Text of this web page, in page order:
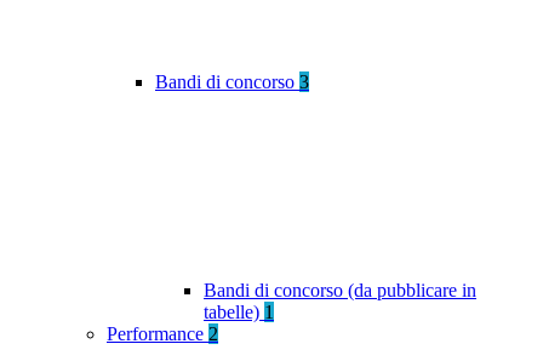
Bandi di concorso 3
Bandi di concorso (da pubblicare in
tabelle) 1
Performance 2